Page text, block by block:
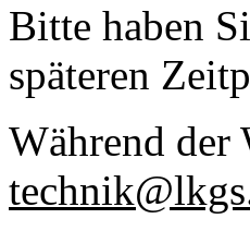
Bitte haben
späteren
Während der